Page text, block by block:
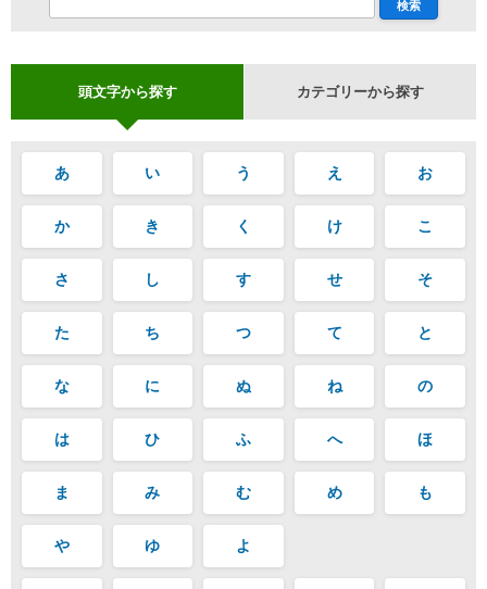
頭文字から探す カテゴリーから探す
あ い う え お
か き く け こ
さ し す せ そ
た ち つ て と
な に ぬ ね の
は ひ ふ へ ほ
ま み む め も
や ゆ よ